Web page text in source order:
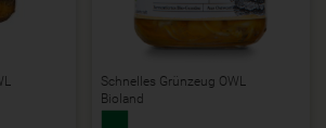
Schnelles Grünzeug OWL
Bioland